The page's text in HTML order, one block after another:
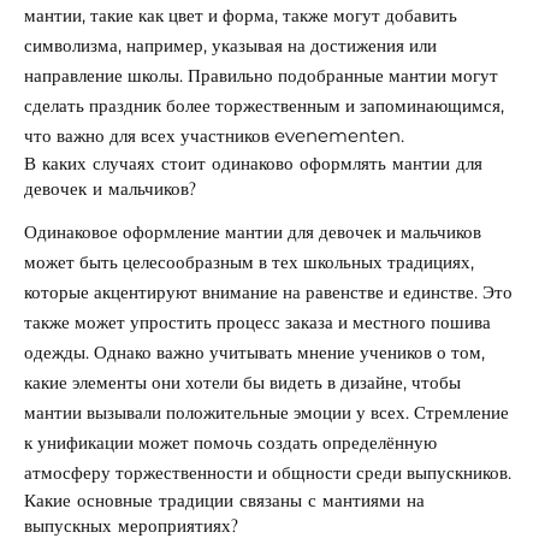
мантии, такие как цвет и форма, также могут добавить
символизма, например, указывая на достижения или
направление школы. Правильно подобранные мантии могут
сделать праздник более торжественным и запоминающимся,
что важно для всех участников evenementen.
В каких случаях стоит одинаково оформлять мантии для
девочек и мальчиков?
Одинаковое оформление мантии для девочек и мальчиков
может быть целесообразным в тех школьных традициях,
которые акцентируют внимание на равенстве и единстве. Это
также может упростить процесс заказа и местного пошива
одежды. Однако важно учитывать мнение учеников о том,
какие элементы они хотели бы видеть в дизайне, чтобы
мантии вызывали положительные эмоции у всех. Стремление
к унификации может помочь создать определённую
атмосферу торжественности и общности среди выпускников.
Какие основные традиции связаны с мантиями на
выпускных мероприятиях?